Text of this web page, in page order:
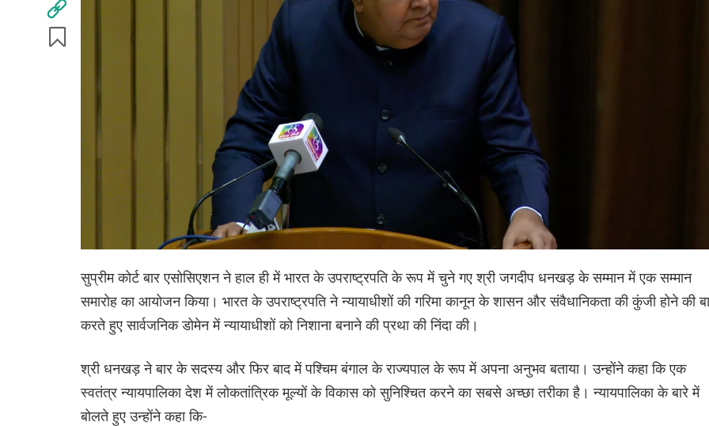
सुप्रीम कोर्ट बार एसोसिएशन ने हाल ही में भारत के उपराष्ट्रपति के रूप में चुने गए श्री जगदीप धनखड़ के सम्मान में एक सम्मान
समारोह का आयोजन किया। भारत के उपराष्ट्रपति ने न्यायाधीशों की गरिमा कानून के शासन और संवैधानिकता की कुंजी होने की
करते हुए सार्वजनिक डोमेन में न्यायाधीशों को निशाना बनाने की प्रथा की निंदा की।
श्री धनखड़ ने बार के सदस्य और फिर बाद में पश्चिम बंगाल के राज्यपाल के रूप में अपना अनुभव बताया। उन्होंने कहा कि एक
स्वतंत्र न्यायपालिका देश में लोकतांत्रिक मूल्यों के विकास को सुनिश्चित करने का सबसे अच्छा तरीका है। न्यायपालिका के बारे में
बोलते हुए उन्होंने कहा कि-